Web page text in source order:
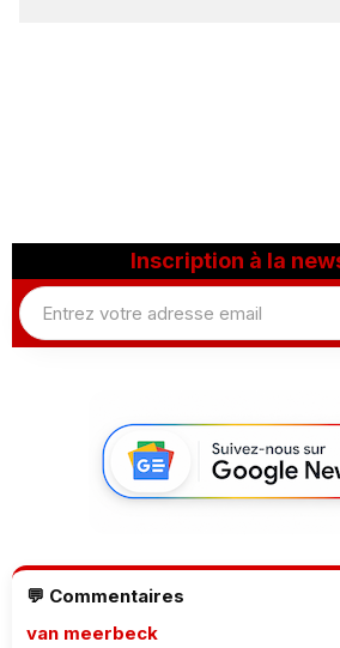
Inscription à la
💬 Commentaires
van meerbeck